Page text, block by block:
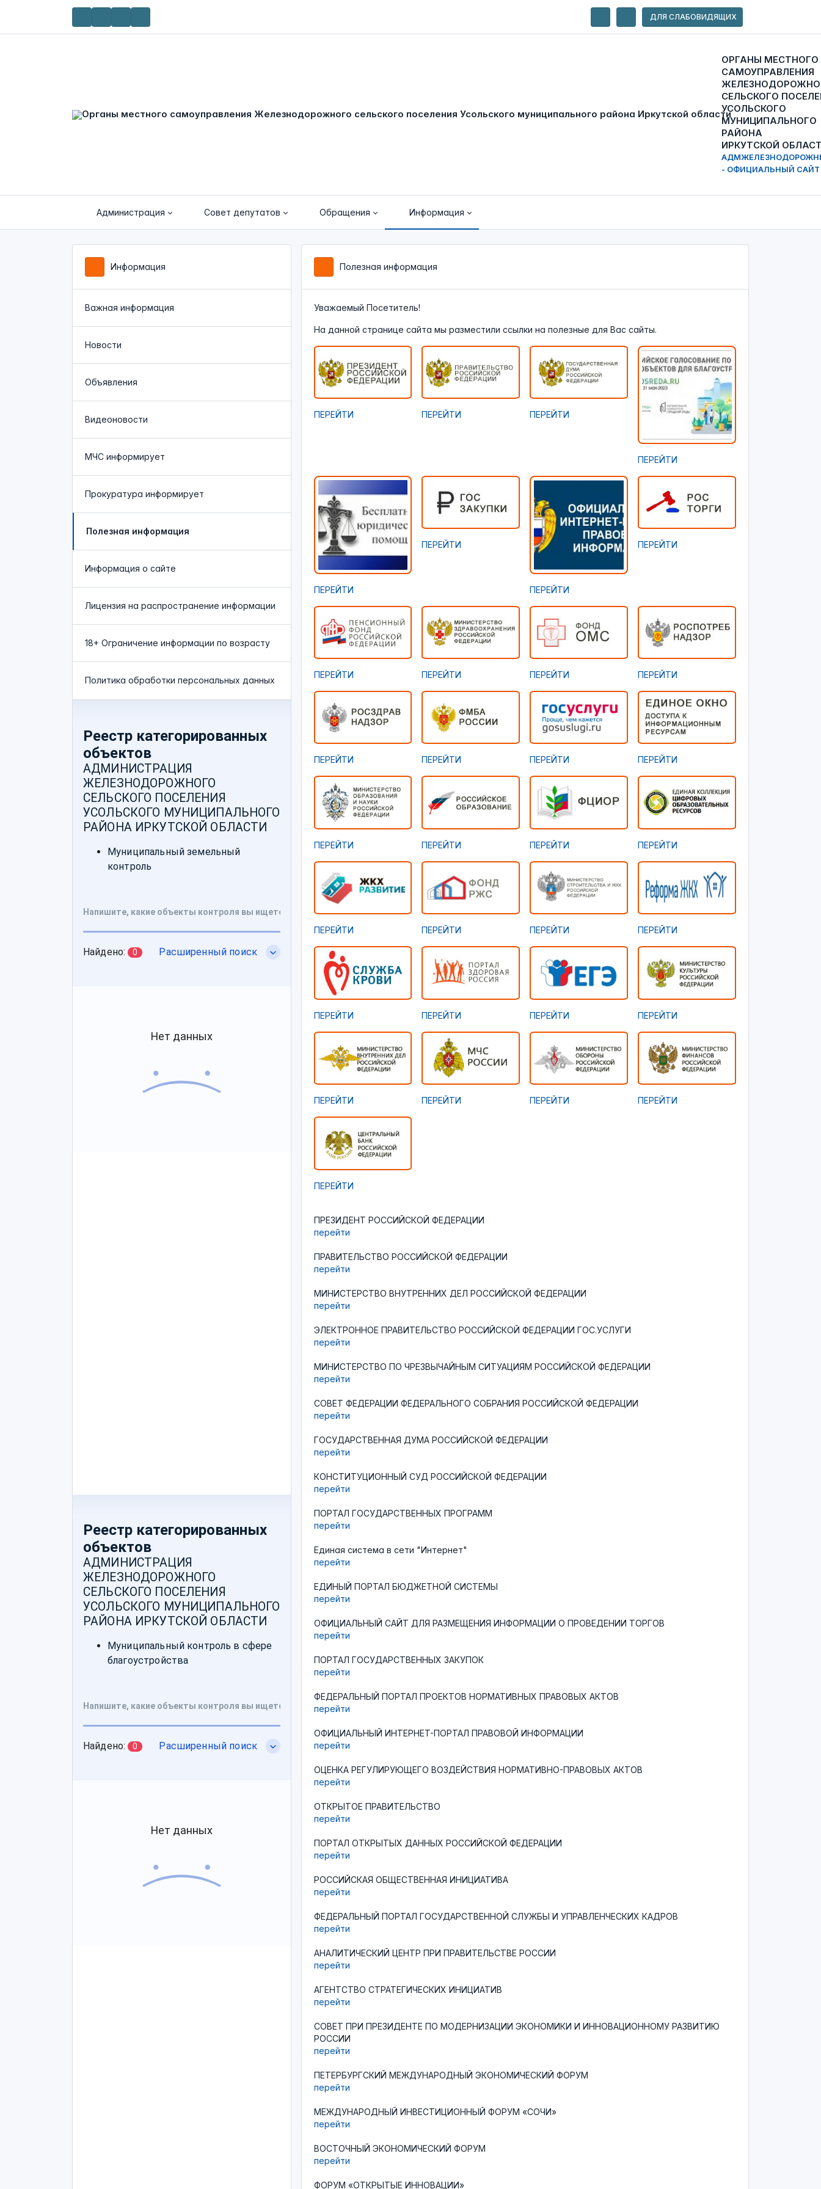
ДЛЯ СЛАБОВИДЯЩИХ
ОРГАНЫ МЕСТНОГО
САМОУПРАВЛЕНИЯ
СЕЛЬСКОГО
УСОЛЬСКОГО
МУНИЦИПАЛЬНОГО
РАЙОНА
ИРКУТСКОЙ
- ОФИЦИАЛЬНЫЙ САЙТ
Администрация Совет депутатов Обращения Информация
Информация
Важная информация
Новости
Объявления
Видеоновости
МЧС информирует
Прокуратура информирует
Полезная информация
Информация о сайте
Лицензия на распространение информации
18+ Ограничение информации по возрасту
Политика обработки персональных данных
Полезная информация
Уважаемый Посетитель!
На данной странице сайта мы разместили ссылки на полезные для Вас сайты.
ПЕРЕЙТИ ПЕРЕЙТИ ПЕРЕЙТИ
ПЕРЕЙТИ
ПЕРЕЙТИ
ПЕРЕЙТИ
ПЕРЕЙТИ
ПЕРЕЙТИ
ПЕРЕЙТИ ПЕРЕЙТИ ПЕРЕЙТИ ПЕРЕЙТИ
ПЕРЕЙТИ ПЕРЕЙТИ ПЕРЕЙТИ ПЕРЕЙТИ
ПЕРЕЙТИ ПЕРЕЙТИ ПЕРЕЙТИ ПЕРЕЙТИ
ПЕРЕЙТИ ПЕРЕЙТИ ПЕРЕЙТИ ПЕРЕЙТИ
ПЕРЕЙТИ ПЕРЕЙТИ ПЕРЕЙТИ ПЕРЕЙТИ
ПЕРЕЙТИ ПЕРЕЙТИ ПЕРЕЙТИ ПЕРЕЙТИ
ПЕРЕЙТИ
ПРЕЗИДЕНТ РОССИЙСКОЙ ФЕДЕРАЦИИ
перейти
ПРАВИТЕЛЬСТВО РОССИЙСКОЙ ФЕДЕРАЦИИ
перейти
МИНИСТЕРСТВО ВНУТРЕННИХ ДЕЛ РОССИЙСКОЙ ФЕДЕРАЦИИ
перейти
ЭЛЕКТРОННОЕ ПРАВИТЕЛЬСТВО РОССИЙСКОЙ ФЕДЕРАЦИИ ГОС.УСЛУГИ
перейти
МИНИСТЕРСТВО ПО ЧРЕЗВЫЧАЙНЫМ СИТУАЦИЯМ РОССИЙСКОЙ ФЕДЕРАЦИИ
перейти
СОВЕТ ФЕДЕРАЦИИ ФЕДЕРАЛЬНОГО СОБРАНИЯ РОССИЙСКОЙ ФЕДЕРАЦИИ
перейти
ГОСУДАРСТВЕННАЯ ДУМА РОССИЙСКОЙ ФЕДЕРАЦИИ
перейти
КОНСТИТУЦИОННЫЙ СУД РОССИЙСКОЙ ФЕДЕРАЦИИ
перейти
ПОРТАЛ ГОСУДАРСТВЕННЫХ ПРОГРАММ
перейти
Единая система в сети "Интернет"
перейти
ЕДИНЫЙ ПОРТАЛ БЮДЖЕТНОЙ СИСТЕМЫ
перейти
ОФИЦИАЛЬНЫЙ САЙТ ДЛЯ РАЗМЕЩЕНИЯ ИНФОРМАЦИИ О ПРОВЕДЕНИИ ТОРГОВ
перейти
ПОРТАЛ ГОСУДАРСТВЕННЫХ ЗАКУПОК
перейти
ФЕДЕРАЛЬНЫЙ ПОРТАЛ ПРОЕКТОВ НОРМАТИВНЫХ ПРАВОВЫХ АКТОВ
перейти
ОФИЦИАЛЬНЫЙ ИНТЕРНЕТ-ПОРТАЛ ПРАВОВОЙ ИНФОРМАЦИИ
перейти
ОЦЕНКА РЕГУЛИРУЮЩЕГО ВОЗДЕЙСТВИЯ НОРМАТИВНО-ПРАВОВЫХ АКТОВ
перейти
ОТКРЫТОЕ ПРАВИТЕЛЬСТВО
перейти
ПОРТАЛ ОТКРЫТЫХ ДАННЫХ РОССИЙСКОЙ ФЕДЕРАЦИИ
перейти
РОССИЙСКАЯ ОБЩЕСТВЕННАЯ ИНИЦИАТИВА
перейти
ФЕДЕРАЛЬНЫЙ ПОРТАЛ ГОСУДАРСТВЕННОЙ СЛУЖБЫ И УПРАВЛЕНЧЕСКИХ КАДРОВ
перейти
АНАЛИТИЧЕСКИЙ ЦЕНТР ПРИ ПРАВИТЕЛЬСТВЕ РОССИИ
перейти
АГЕНТСТВО СТРАТЕГИЧЕСКИХ ИНИЦИАТИВ
перейти
СОВЕТ ПРИ ПРЕЗИДЕНТЕ ПО МОДЕРНИЗАЦИИ ЭКОНОМИКИ И ИННОВАЦИОННОМУ РАЗВИТИЮ
РОССИИ
перейти
ПЕТЕРБУРГСКИЙ МЕЖДУНАРОДНЫЙ ЭКОНОМИЧЕСКИЙ ФОРУМ
перейти
МЕЖДУНАРОДНЫЙ ИНВЕСТИЦИОННЫЙ ФОРУМ «СОЧИ»
перейти
ВОСТОЧНЫЙ ЭКОНОМИЧЕСКИЙ ФОРУМ
перейти
ФОРУМ «ОТКРЫТЫЕ ИННОВАЦИИ»